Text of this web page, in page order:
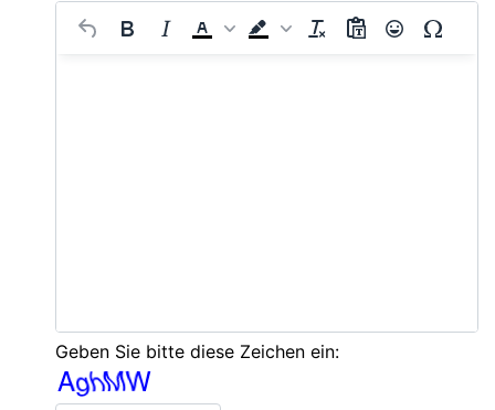
Geben Sie bitte diese Zeichen ein: